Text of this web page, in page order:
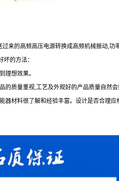
的高频高压电源转换成高频机械振动,功
的方法：
想效果。
质量重视,工艺及外观好的产品质量自然
材料很了解和经验丰富。设计是否合理